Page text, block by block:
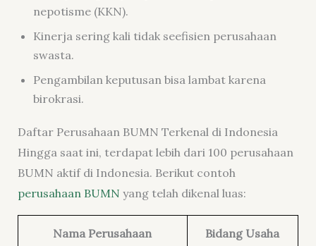
nepotisme (KKN).
Kinerja sering kali tidak seefisien perusahaan
swasta.
Pengambilan keputusan bisa lambat karena
birokrasi.
Daftar Perusahaan BUMN Terkenal di Indonesia
Hingga saat ini, terdapat lebih dari 100 perusahaan
BUMN aktif di Indonesia. Berikut contoh
perusahaan BUMN yang telah dikenal luas:
Nama Perusahaan Bidang Usaha